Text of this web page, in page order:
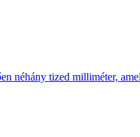
néhány tized milliméter,